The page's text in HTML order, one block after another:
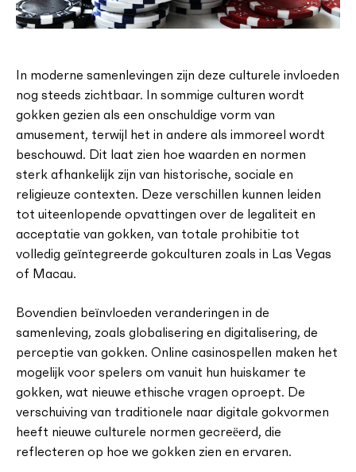
In moderne samenlevingen zijn deze culturele invloeden
nog steeds zichtbaar. In sommige culturen wordt
gokken gezien als een onschuldige vorm van
amusement, terwijl het in andere als immoreel wordt
beschouwd. Dit laat zien hoe waarden en normen
sterk afhankelijk zijn van historische, sociale en
religieuze contexten. Deze verschillen kunnen leiden
tot uiteenlopende opvattingen over de legaliteit en
acceptatie van gokken, van totale prohibitie tot
volledig geïntegreerde gokculturen zoals in Las Vegas
of Macau.
Bovendien beïnvloeden veranderingen in de
samenleving, zoals globalisering en digitalisering, de
perceptie van gokken. Online casinospellen maken het
mogelijk voor spelers om vanuit hun huiskamer te
gokken, wat nieuwe ethische vragen oproept. De
verschuiving van traditionele naar digitale gokvormen
heeft nieuwe culturele normen gecreëerd, die
reflecteren op hoe we gokken zien en ervaren.